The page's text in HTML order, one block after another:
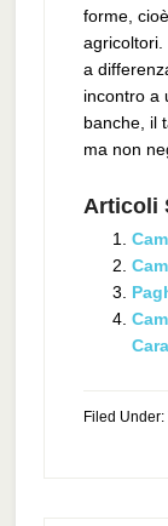
forme,
agricoltori.
a
incontro a
banche, il
ma non
Articoli
Filed Under: